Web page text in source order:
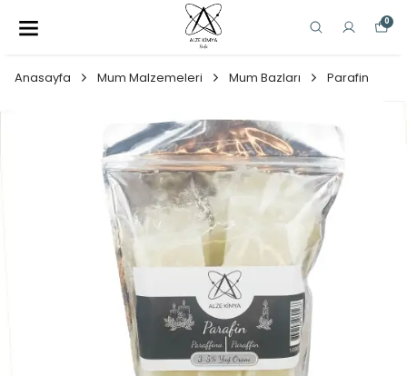
0
Anasayfa Mum Malzemeleri Mum Bazları Parafin